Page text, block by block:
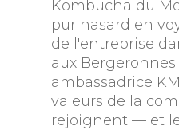
Kombucha du
pur hasard en
de l'entreprise
aux
ambassadrice
valeurs de la
rejoignent — et